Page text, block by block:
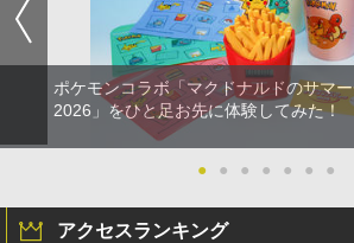
ポケモンコラボ「マクドナルドのサマ
2026」をひと足お先に体験してみた！
● ● ● ● ● ● ●
アクセスランキング